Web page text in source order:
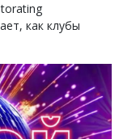
как клубы